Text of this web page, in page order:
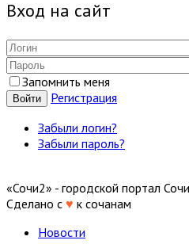
Вход на сайт
Запомнить меня
Войти
Регистрация
Забыли логин?
Забыли пароль?
«Сочи2» - городской портал
Сделано с ♥ к сочанам
Новости